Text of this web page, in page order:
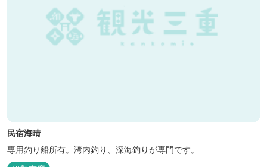
民宿海晴
専用釣り船所有。湾内釣り、深海釣りが専門です。